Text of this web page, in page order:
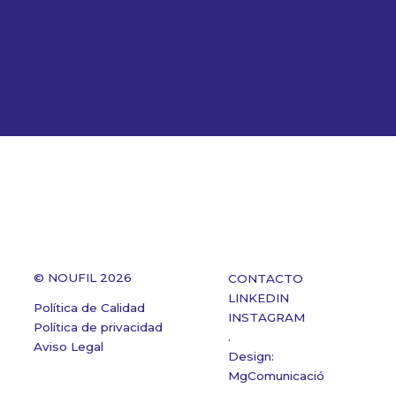
© NOUFIL 2026
Política de Calidad
Política de privacidad
Aviso Legal
CONTACTO
LINKEDIN
INSTAGRAM
.
Design:
MgComunicació